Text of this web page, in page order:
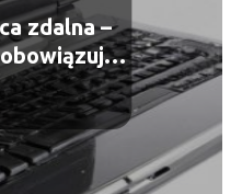
zdalna –
zdalnej